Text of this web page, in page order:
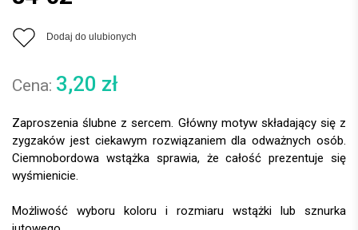
Dodaj do ulubionych
3,20 zł
Zaproszenia ślubne z sercem. Główny motyw składający się z
zygzaków jest ciekawym rozwiązaniem dla odważnych osób.
Ciemnobordowa wstążka sprawia, że całość prezentuje się
wyśmienicie.